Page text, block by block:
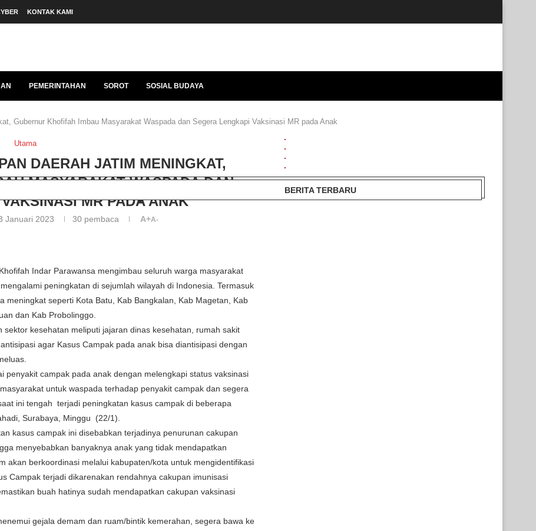
KONTAK KAMI
PEMERINTAHAN SOROT SOSIAL BUDAYA
Gubernur Khofifah Imbau Masyarakat Waspada dan Segera Lengkapi Vaksinasi MR pada Anak
Utama
DAERAH JATIM MENINGKAT,
MASYARAKAT WASPADA DAN
MR PADA ANAK
Januari 2023 30 pembaca A+A-
Indar Parawansa mengimbau seluruh warga masyarakat
peningkatan di sejumlah wilayah di Indonesia. Termasuk
meningkat seperti Kota Batu, Kab Bangkalan, Kab Magetan, Kab
dan Kab Probolinggo.
kesehatan meliputi jajaran dinas kesehatan, rumah sakit
agar Kasus Campak pada anak bisa diantisipasi dengan
campak pada anak dengan melengkapi status vaksinasi
untuk waspada terhadap penyakit campak dan segera
ini tengah terjadi peningkatan kasus campak di beberapa
Surabaya, Minggu (22/1).
kasus campak ini disebabkan terjadinya penurunan cakupan
menyebabkan banyaknya anak yang tidak mendapatkan
akan berkoordinasi melalui kabupaten/kota untuk mengidentifikasi
Campak terjadi dikarenakan rendahnya cakupan imunisasi
buah hatinya sudah mendapatkan cakupan vaksinasi
gejala demam dan ruam/bintik kemerahan, segera bawa ke
BERITA TERBARU